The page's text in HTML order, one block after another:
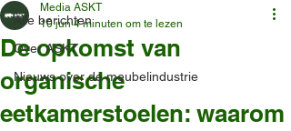
Alle berichten
Over ASKT
Nieuws over de meubelindustrie
De opkomst van
organische
eetkamerstoelen: waarom
Media ASKT
10 jun 4 minuten om te lezen